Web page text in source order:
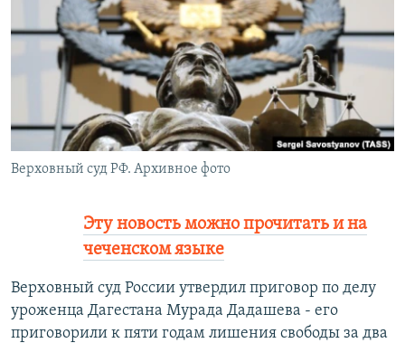
РАСПИСАНИЕ ВЕЩАНИЯ
ПОДПИШИТЕСЬ НА РАССЫЛКУ
СОЦИАЛЬНЫЕ СЕТИ
Все сайты РСЕ/РС
Верховный суд РФ. Архивное фото
Эту новость можно прочитать и на
чеченском языке
Верховный суд России утвердил приговор по делу
уроженца Дагестана Мурада Дадашева - его
приговорили к пяти годам лишения свободы за два